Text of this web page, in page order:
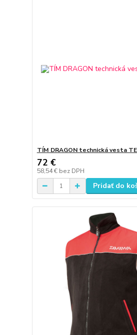
TÍM DRAGON technická vesta
72 €
58,54 € bez DPH
Pridať do